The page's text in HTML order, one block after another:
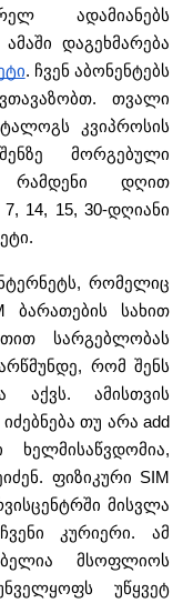
ადამიანებს
. ჩვენ აბონენტებს
თვალი
კვიპროსის
მორგებული
რამდენი დღით
14, 15, 30-დღიანი
რომელიც
ბარათების სახით
სარგებლობას
რომ შენს
აქვს. ამისთვის
თუ არა add
ფიზიკური SIM
მისვლა
კურიერი. ამ
მსოფლიოს
უწყვეტ